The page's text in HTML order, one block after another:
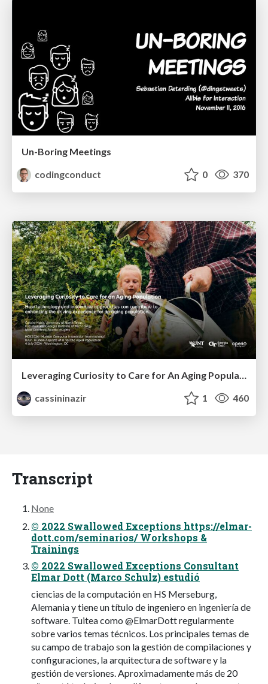
Un-Boring Meetings
codingconduct
0 370
cassininazir
1 460
Transcript
None
© 2022 Swallowed Exceptions https://elmar-
dott.com/seminarios/ Workshops &
Trainings
© 2022 Swallowed Exceptions Consultant
Elmar Dott (Marco Schulz) estudió
ciencias de la computación en HS Merseburg,
Alemania y tiene un título de ingeniero en ingeniería de
software. Tuitea como @ElmarDott regularmente
sobre varios temas técnicos. Los principales temas de
su campo de trabajo son la gestión de compilaciones y
configuraciones, la arquitectura de software y la
gestión de versiones. Aproximadamente más de 20